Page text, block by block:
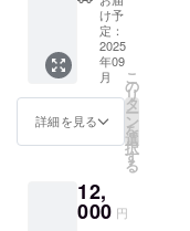
リップ
パッ
ク） 内
容量：
各10g ×
存方
法：直
温多湿
を避け
ダー】
・クラ
ファン
オリジ
ナルT
シャツ
・クラ
ファン
オリジ
キーホ
ルダー
け予
定：
2025
年09
月
詳細を見る
こ
の
リ
タ
ー
ン
を
選
択
す
る
12,
000 円